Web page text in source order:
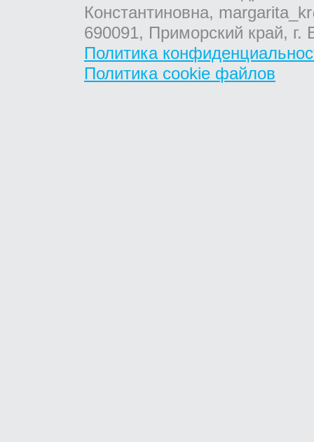
Константиновна,
690091, Приморский край,
Политика
Политика cookie файлов